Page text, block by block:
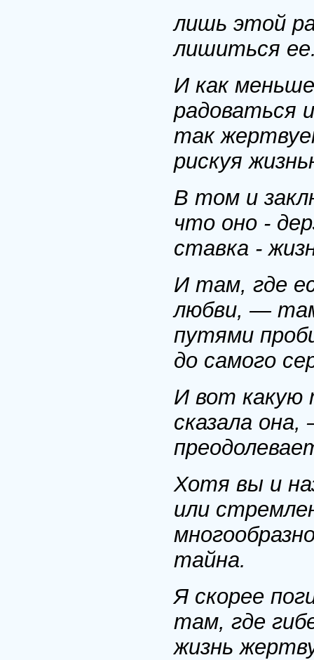
лишь этой
лишиться
И как
радоваться
так
рискуя
В том и
что оно -
ставка -
И там, где
любви, —
путями
до самого
И вот какую
сказала
Хотя вы и
или
тайна.
Я скорее
там, где
жизнь